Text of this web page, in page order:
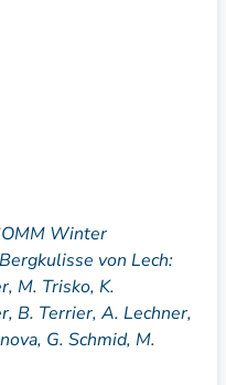
Winter
von Lech:
M. Trisko, K.
B. Terrier, A. Lechner,
G. Schmid, M.